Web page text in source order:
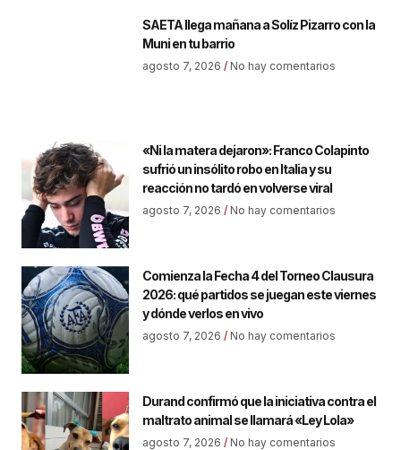
SAETA llega mañana a Solíz Pizarro con la
Muni en tu barrio
agosto 7, 2026 No hay comentarios
«Ni la matera dejaron»: Franco Colapinto
sufrió un insólito robo en Italia y su
reacción no tardó en volverse viral
agosto 7, 2026 No hay comentarios
Comienza la Fecha 4 del Torneo Clausura
2026: qué partidos se juegan este viernes
y dónde verlos en vivo
agosto 7, 2026 No hay comentarios
Durand confirmó que la iniciativa contra el
maltrato animal se llamará «Ley Lola»
agosto 7, 2026 No hay comentarios